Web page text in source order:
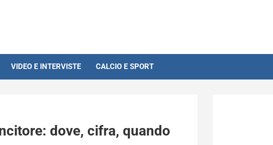
VIDEO E INTERVISTE CALCIO E SPORT
dove, cifra, quando